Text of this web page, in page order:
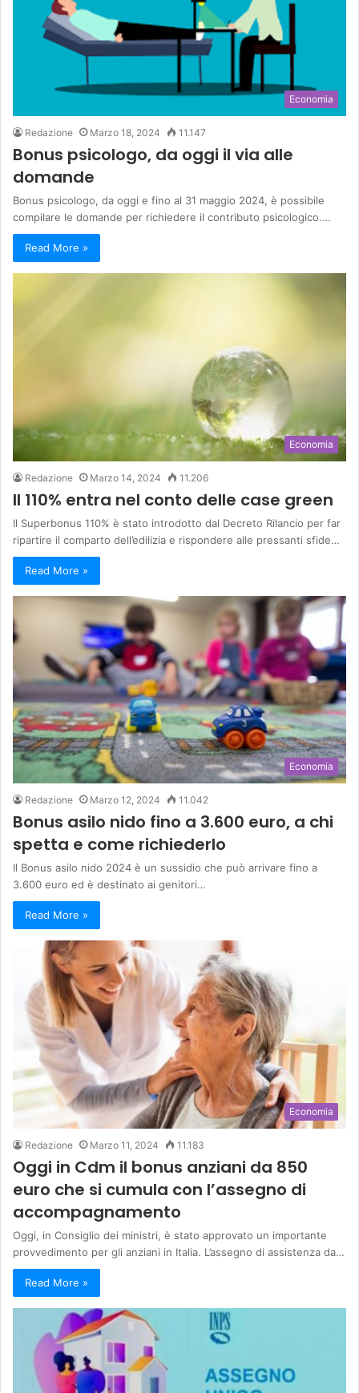
Economia
Redazione Marzo 18, 2024 11.147
Bonus psicologo, da oggi il via alle
domande
Bonus psicologo, da oggi e fino al 31 maggio 2024, è possibile
compilare le domande per richiedere il contributo psicologico.…
Read More »
Economia
Redazione Marzo 14, 2024 11.206
Il 110% entra nel conto delle case green
Il Superbonus 110% è stato introdotto dal Decreto Rilancio per far
ripartire il comparto dell’edilizia e rispondere alle pressanti sfide…
Read More »
Economia
Redazione Marzo 12, 2024 11.042
Bonus asilo nido fino a 3.600 euro, a chi
spetta e come richiederlo
Il Bonus asilo nido 2024 è un sussidio che può arrivare fino a
3.600 euro ed è destinato ai genitori…
Read More »
Economia
Redazione Marzo 11, 2024 11.183
Oggi in Cdm il bonus anziani da 850
euro che si cumula con l’assegno di
accompagnamento
Oggi, in Consiglio dei ministri, è stato approvato un importante
provvedimento per gli anziani in Italia. L’assegno di assistenza da…
Read More »